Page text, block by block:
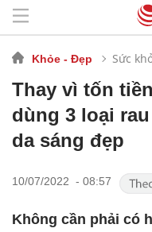
Khỏe - Đẹp Sức
Thay vì tốn
dùng 3 loại
da sáng đẹp
10/07/2022 - 08:57
Không cần phải có